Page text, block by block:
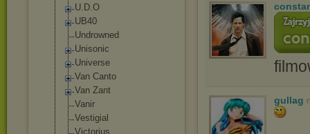
U.D.O
UB40
Undrowned
Unisonic
Universe
Van Canto
Van Zant
Vanir
Vestigial
Victorius
gullag